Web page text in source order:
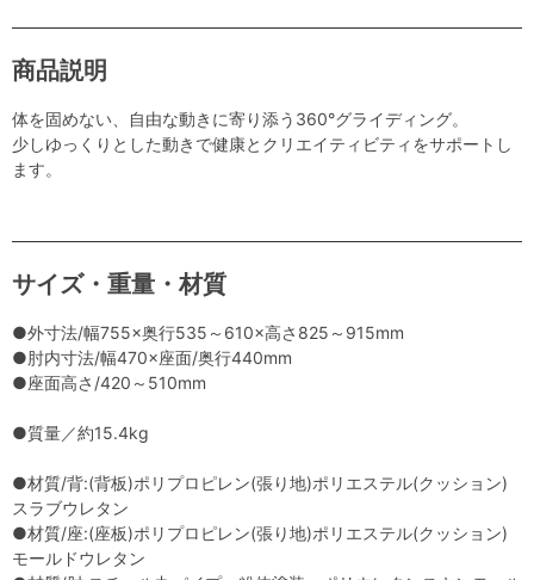
商品説明
体を固めない、自由な動きに寄り添う360°グライディング。
少しゆっくりとした動きで健康とクリエイティビティをサポートし
ます。
サイズ・重量・材質
●外寸法/幅755×奥行535～610×高さ825～915mm
●肘内寸法/幅470×座面/奥行440mm
●座面高さ/420～510mm
●質量／約15.4kg
●材質/背:(背板)ポリプロピレン(張り地)ポリエステル(クッション)
スラブウレタン
●材質/座:(座板)ポリプロピレン(張り地)ポリエステル(クッション)
モールドウレタン